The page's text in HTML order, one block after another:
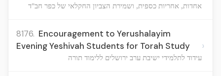
אחדות, אחריות כספית, ושמירת הצביון החקלאי של כפר חב"ד
8176. Encouragement to Yerushalayim
Evening Yeshivah Students for Torah Study
עידוד לתלמידי ישיבת ערב ירושלים ללימוד תורה
›